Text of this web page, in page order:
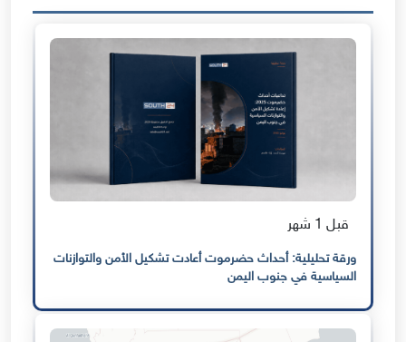
قبل 1 شهر
ورقة تحليلية: أحداث حضرموت أعادت تشكيل الأمن والتوازنات
السياسية في جنوب اليمن